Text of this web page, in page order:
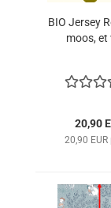
BIO Jersey
moos, et
20,90
20,90 EUR